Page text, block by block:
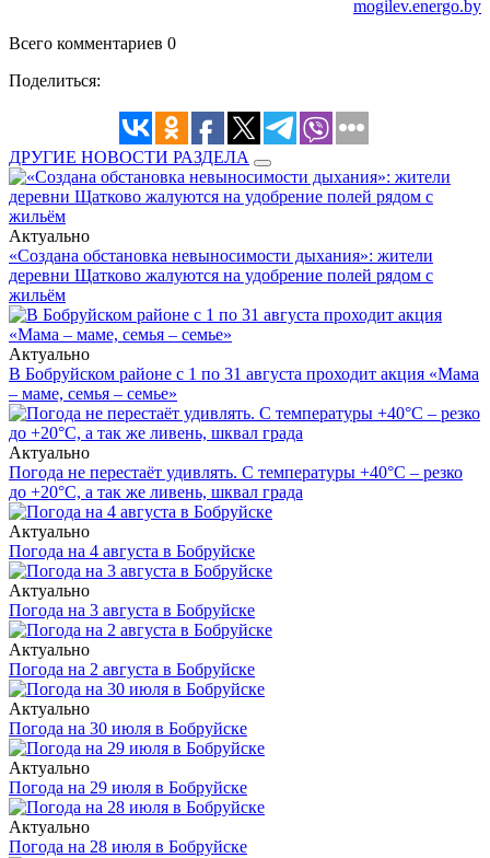
mogilev.energo.by
Всего комментариев 0
Поделиться:
ДРУГИЕ НОВОСТИ РАЗДЕЛА
Актуально
«Создана обстановка невыносимости дыхания»: жители
деревни Щатково жалуются на удобрение полей рядом с
жильём
Актуально
В Бобруйском районе с 1 по 31 августа проходит акция «Мама
– маме, семья – семье»
Актуально
Погода не перестаёт удивлять. С температуры +40°С – резко
до +20°С, а так же ливень, шквал града
Актуально
Погода на 4 августа в Бобруйске
Актуально
Погода на 3 августа в Бобруйске
Актуально
Погода на 2 августа в Бобруйске
Актуально
Погода на 30 июля в Бобруйске
Актуально
Погода на 29 июля в Бобруйске
Актуально
Погода на 28 июля в Бобруйске